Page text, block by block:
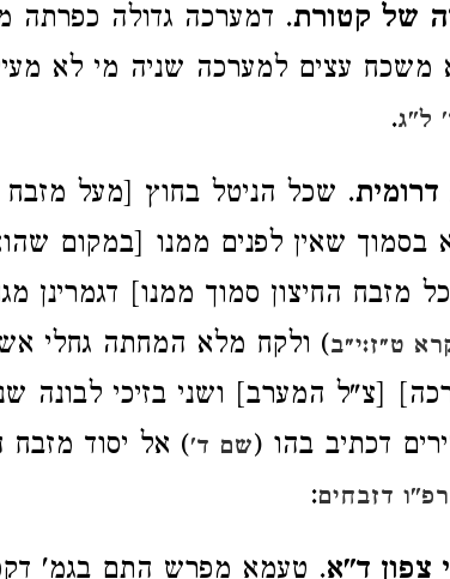
של קטורת. דמערכה גדולה כפרתה
משכח עצים למערכה שניה מי לא
ל"ג.
. שכל הניטל בחוץ [מעל מזבח
בסמוך שאין לפנים ממנו [במקום
מזבח החיצון סמוך ממנו] דגמרינן
ט״ז:י״ב) ולקח מלא המחתה גחלי
[צ"ל המערב] ושני בזיכי לבונה
דכתיב בהו (שם ד') אל יסוד
דזבחים: